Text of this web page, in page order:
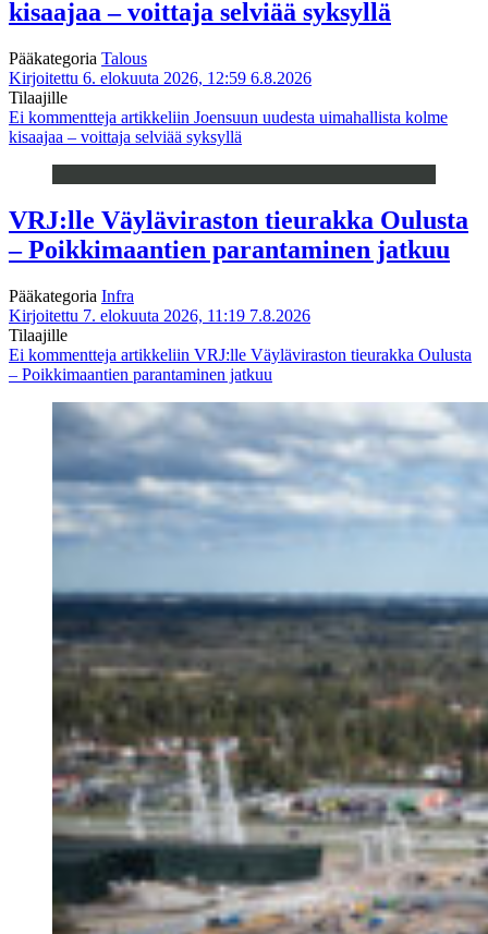
kisaajaa – voittaja selviää syksyllä
Pääkategoria Talous
Kirjoitettu 6. elokuuta 2026, 12:59 6.8.2026
Tilaajille
Ei kommentteja artikkeliin Joensuun uudesta uimahallista kolme
kisaajaa – voittaja selviää syksyllä
VRJ:lle Väyläviraston tieurakka Oulusta
– Poikkimaantien parantaminen jatkuu
Pääkategoria Infra
Kirjoitettu 7. elokuuta 2026, 11:19 7.8.2026
Tilaajille
Ei kommentteja artikkeliin VRJ:lle Väyläviraston tieurakka Oulusta
– Poikkimaantien parantaminen jatkuu